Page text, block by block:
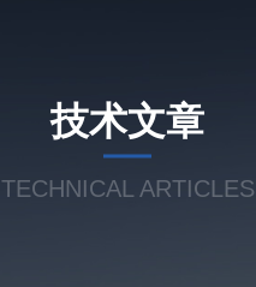
技术文章
TECHNICAL ARTICLES